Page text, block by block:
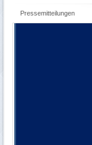
Pressemitteilungen